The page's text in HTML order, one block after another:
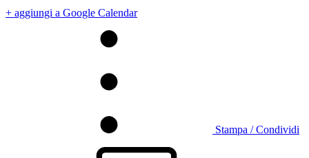
+ aggiungi a Google Calendar
Stampa / Condividi